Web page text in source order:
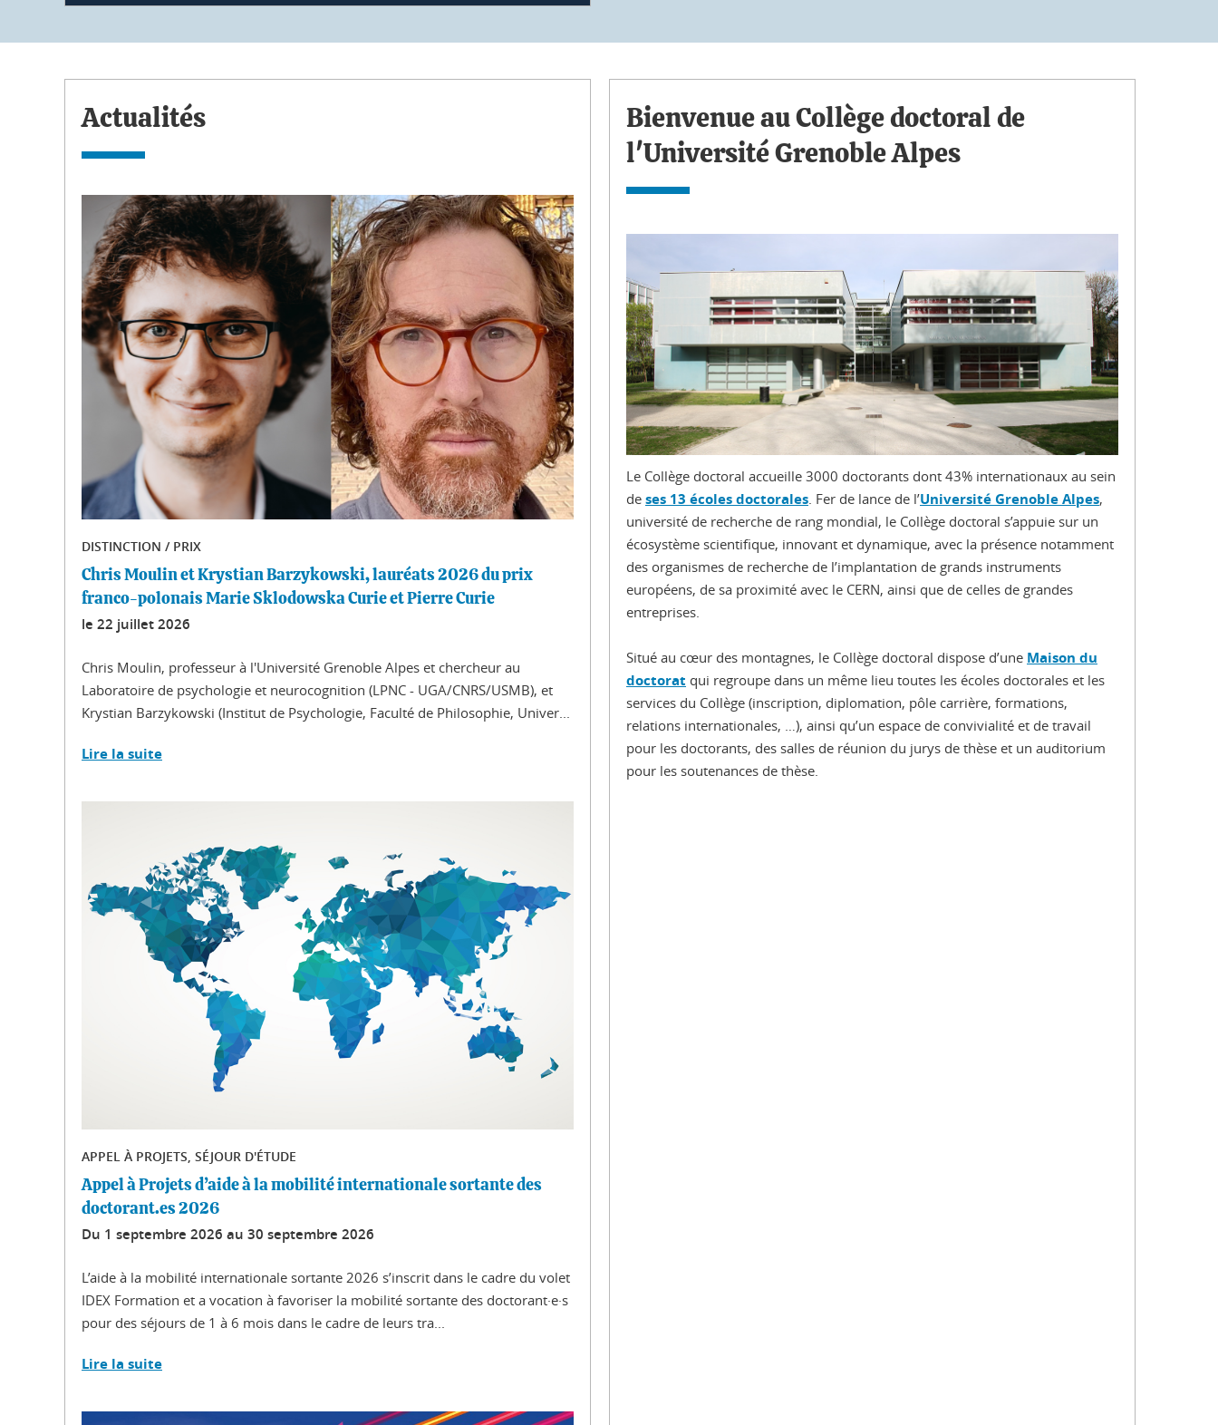
Actualités
DISTINCTION / PRIX
Chris Moulin et Krystian Barzykowski, lauréats 2026 du prix
franco-polonais Marie Sklodowska Curie et Pierre Curie
le 22 juillet 2026
Chris Moulin, professeur à l'Université Grenoble Alpes et chercheur au
Laboratoire de psychologie et neurocognition (LPNC - UGA/CNRS/USMB), et
Krystian Barzykowski (Institut de Psychologie, Faculté de Philosophie, Univer...
Lire la suite
APPEL À PROJETS, SÉJOUR D'ÉTUDE
Appel à Projets d’aide à la mobilité internationale sortante des
doctorant.es 2026
Du 1 septembre 2026 au 30 septembre 2026
L’aide à la mobilité internationale sortante 2026 s’inscrit dans le cadre du volet
IDEX Formation et a vocation à favoriser la mobilité sortante des doctorant·e·s
pour des séjours de 1 à 6 mois dans le cadre de leurs tra...
Lire la suite
Bienvenue au Collège doctoral de
l'Université Grenoble Alpes
Le Collège doctoral accueille 3000 doctorants dont 43% internationaux au sein
de ses 13 écoles doctorales. Fer de lance de l’Université Grenoble Alpes,
université de recherche de rang mondial, le Collège doctoral s’appuie sur un
écosystème scientifique, innovant et dynamique, avec la présence notamment
des organismes de recherche de l’implantation de grands instruments
européens, de sa proximité avec le CERN, ainsi que de celles de grandes
entreprises.
Situé au cœur des montagnes, le Collège doctoral dispose d’une Maison du
doctorat qui regroupe dans un même lieu toutes les écoles doctorales et les
services du Collège (inscription, diplomation, pôle carrière, formations,
relations internationales, …), ainsi qu’un espace de convivialité et de travail
pour les doctorants, des salles de réunion du jurys de thèse et un auditorium
pour les soutenances de thèse.